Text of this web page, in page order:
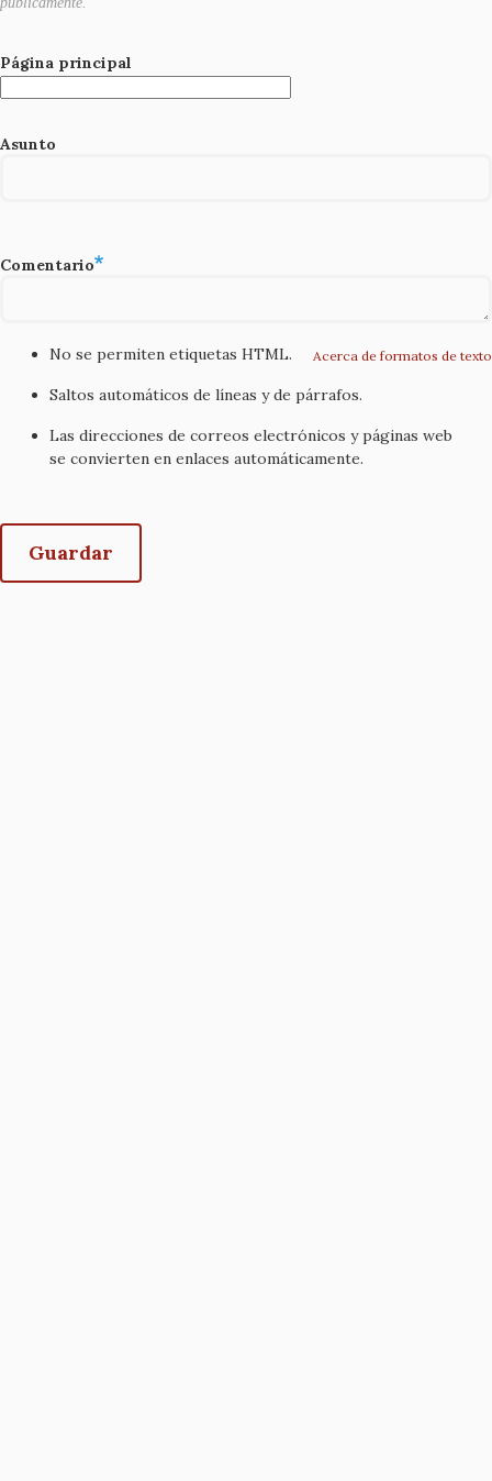
Página principal
Asunto
Comentario
Acerca de formatos de texto
No se permiten etiquetas HTML.
Saltos automáticos de líneas y de párrafos.
Las direcciones de correos electrónicos y páginas web
se convierten en enlaces automáticamente.